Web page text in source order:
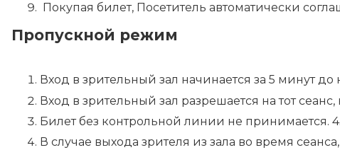
Покупая билет, Посетитель автоматически
Пропускной режим
Вход в зрительный зал начинается за 5 минут до
Вход в зрительный зал разрешается на тот
Билет без контрольной линии не принимается.
В случае выхода зрителя из зала во время